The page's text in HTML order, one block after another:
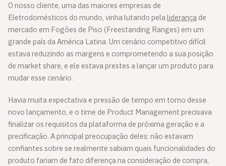
O nosso cliente, uma das maiores empresas de
Eletrodomésticos do mundo, vinha lutando pelaliderançade
mercado em Fogões de Piso (Freestanding Ranges) em um
grande país da América Latina. Um cenário competitivo difícil
estava reduzindo as margens e comprometendo a sua posição
de market share, e ele estava prestes a lançar um produto para
mudar esse cenário.
Havia muita expectativa e pressão de tempo em torno desse
novo lançamento, e o time de Product Management precisava
finalizar os requisitos da plataforma de próxima geração e a
precificação. A principal preocupação deles: não estavam
confiantes sobre se realmente sabiam quais funcionalidades do
produto fariam de fato diferença na consideração de compra,